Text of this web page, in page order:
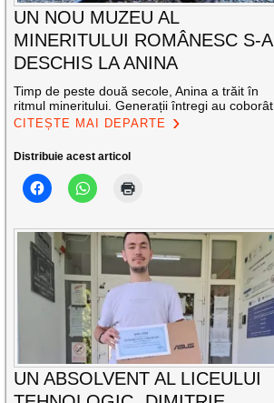
UN NOU MUZEU AL
MINERITULUI ROMÂNESC S-A
DESCHIS LA ANINA
Timp de peste două secole, Anina a trăit în
ritmul mineritului. Generații întregi au coborât
CITEȘTE MAI DEPARTE
Distribuie acest articol
UN ABSOLVENT AL LICEULUI